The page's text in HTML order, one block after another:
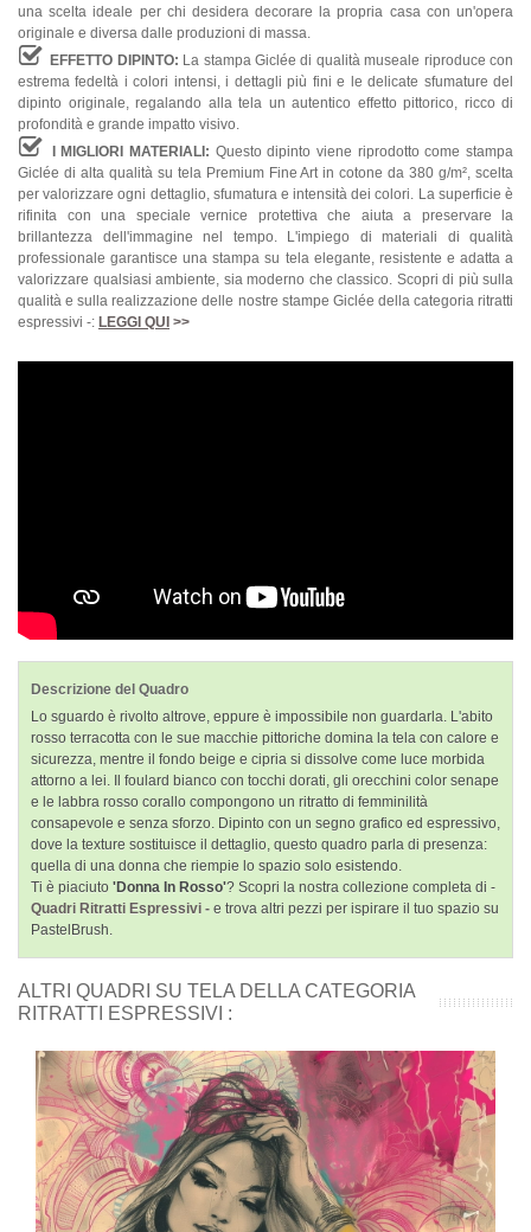
una scelta ideale per chi desidera decorare la propria casa con un'opera
originale e diversa dalle produzioni di massa.
EFFETTO DIPINTO: La stampa Giclée di qualità museale riproduce con
estrema fedeltà i colori intensi, i dettagli più fini e le delicate sfumature del
dipinto originale, regalando alla tela un autentico effetto pittorico, ricco di
profondità e grande impatto visivo.
I MIGLIORI MATERIALI: Questo dipinto viene riprodotto come stampa
Giclée di alta qualità su tela Premium Fine Art in cotone da 380 g/m², scelta
per valorizzare ogni dettaglio, sfumatura e intensità dei colori. La superficie è
rifinita con una speciale vernice protettiva che aiuta a preservare la
brillantezza dell'immagine nel tempo. L'impiego di materiali di qualità
professionale garantisce una stampa su tela elegante, resistente e adatta a
valorizzare qualsiasi ambiente, sia moderno che classico. Scopri di più sulla
qualità e sulla realizzazione delle nostre stampe Giclée della categoria ritratti
espressivi -: LEGGI QUI >>
Descrizione del Quadro
Lo sguardo è rivolto altrove, eppure è impossibile non guardarla. L'abito
rosso terracotta con le sue macchie pittoriche domina la tela con calore e
sicurezza, mentre il fondo beige e cipria si dissolve come luce morbida
attorno a lei. Il foulard bianco con tocchi dorati, gli orecchini color senape
e le labbra rosso corallo compongono un ritratto di femminilità
consapevole e senza sforzo. Dipinto con un segno grafico ed espressivo,
dove la texture sostituisce il dettaglio, questo quadro parla di presenza:
quella di una donna che riempie lo spazio solo esistendo.
Ti è piaciuto 'Donna In Rosso'? Scopri la nostra collezione completa di -
Quadri Ritratti Espressivi - e trova altri pezzi per ispirare il tuo spazio su
PastelBrush.
ALTRI QUADRI SU TELA DELLA CATEGORIA
RITRATTI ESPRESSIVI :